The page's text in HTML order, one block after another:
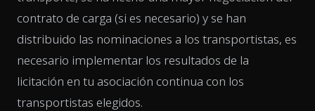
contrato de carga (si es necesario) y se han
distribuido las nominaciones a los transportistas, es
necesario implementar los resultados de la
licitación en tu asociación continua con los
transportistas elegidos.